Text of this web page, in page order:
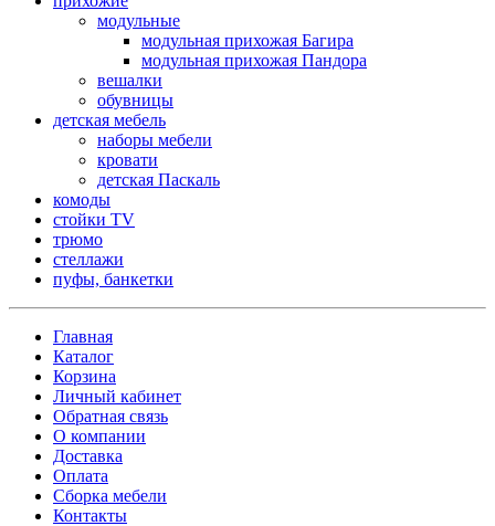
модульные
модульная прихожая Багира
модульная прихожая Пандора
вешалки
обувницы
детская мебель
наборы мебели
кровати
детская Паскаль
комоды
стойки TV
трюмо
стеллажи
пуфы, банкетки
Главная
Каталог
Корзина
Личный кабинет
Обратная связь
О компании
Доставка
Оплата
Сборка мебели
Контакты